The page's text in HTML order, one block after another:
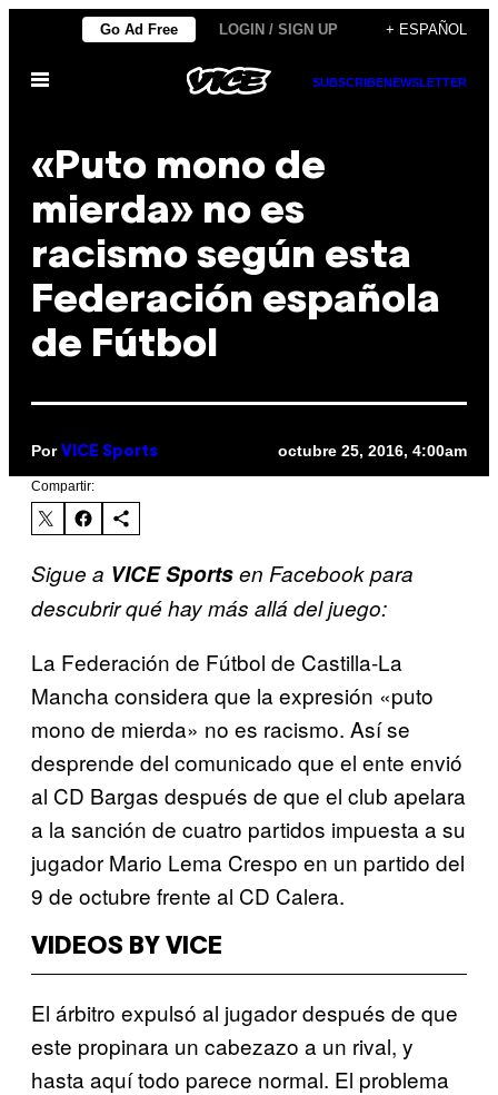
contenido
Go Ad Free LOGIN / SIGN UP + ESPAÑOL
Abrir
SUBSCRIBENEWSLETTER
«Puto mono de
mierda» no es
racismo según esta
Federación española
de Fútbol
Por VICE Sports octubre 25, 2016, 4:00am
Compartir:
Sigue a VICE Sportsen Facebook para
descubrir qué hay más allá del juego:
La Federación de Fútbol de Castilla-La
Mancha considera que la expresión «puto
mono de mierda» no es racismo. Así se
desprende del comunicado que el ente envió
al CD Bargas después de que el club apelara
a la sanción de cuatro partidos impuesta a su
jugador Mario Lema Crespo en un partido del
9 de octubre frente al CD Calera.
VIDEOS BY VICE
El árbitro expulsó al jugador después de que
este propinara un cabezazo a un rival, y
hasta aquí todo parece normal. El problema